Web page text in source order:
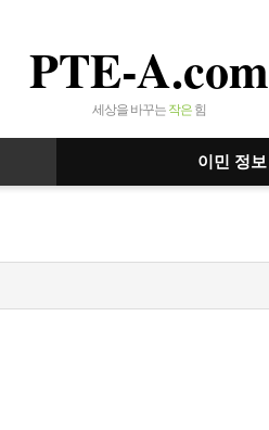
PTE-A.com
세상을 바꾸는 작은 힘
이민 정보